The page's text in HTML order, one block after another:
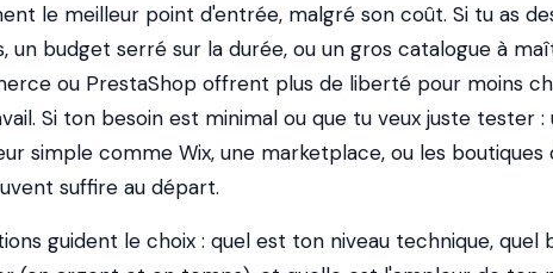
le meilleur point d'entrée, malgré son coût. Si tu as
un budget serré sur la durée, ou un gros catalogue à
ou PrestaShop offrent plus de liberté pour moins
Si ton besoin est minimal ou que tu veux juste tester :
simple comme Wix, une marketplace, ou les boutiques
suffire au départ.
guident le choix : quel est ton niveau technique,